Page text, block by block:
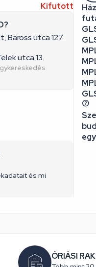
Kifutott
Baross utca 127.
utca 13.
és mi
ÓRIÁSI